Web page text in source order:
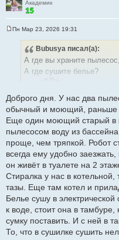
Академик
Пн Мар 23, 2026 19:31
Bubusya писал(а):
А где вы храните
А где сушите белье?
Доброго дня. У нас два
обычный и моющий, раньше
Еще один моющий старый в
пылесосом воду из
проще, чем тряпкой. Робот
всегда ему удобно
он живёт в туалете на 2
Стиралка у нас в котельной,
тазы. Еще там котел и
Белье сушу в
к воде, стоит она в
сумку поставить. И с ней в
То, что в сушилке сушить